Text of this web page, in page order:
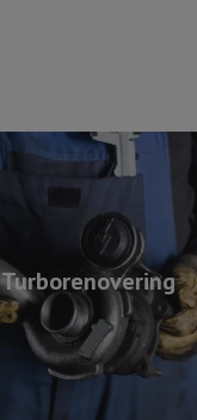
Turborenovering